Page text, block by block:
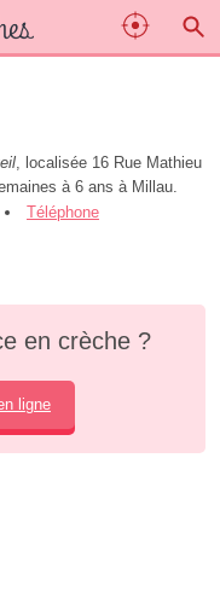
, localisée 16 Rue Mathieu
à 6 ans à Millau.
Téléphone
en crèche ?
ligne